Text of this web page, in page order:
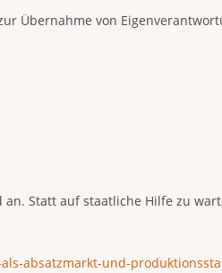
Übernahme von
Statt auf staatliche Hilfe zu
absatzmarkt-und-